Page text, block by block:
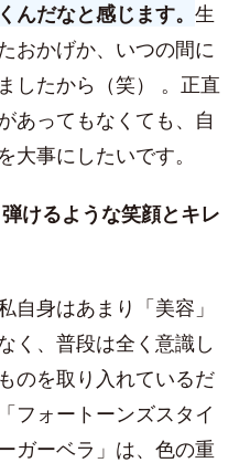
んだなと感じます。 生
おかげか、いつの間に
したから（笑） 。正直
あってもなくても、自
大事にしたいです。
けるような笑顔とキレ
自身はあまり「美容」
く、普段は全く意識し
のを取り入れているだ
フォートーンズスタイ
ガーベラ」は、色の重